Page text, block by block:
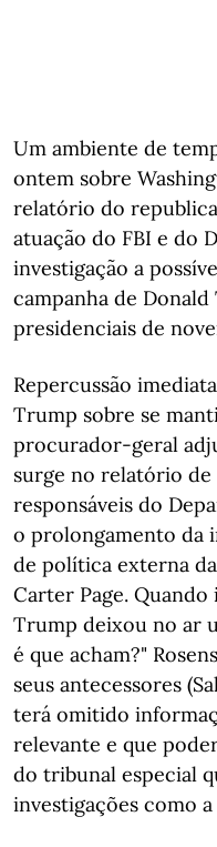
Um ambiente de
ontem sobre
relatório do
atuação do FBI e do
investigação a
campanha de
presidenciais de
Repercussão
Trump sobre se
procurador-geral
surge no relatório
responsáveis do
o prolongamento da
de política externa
Carter Page.
Trump deixou no ar
é que acham?"
seus antecessores
terá omitido
relevante e que
do tribunal especial
investigações como